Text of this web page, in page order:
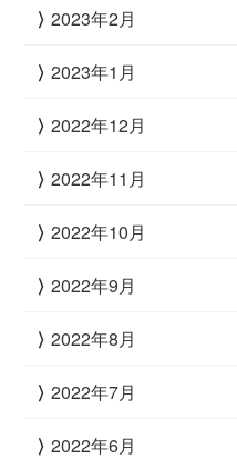
2023年2月
2023年1月
2022年12月
2022年11月
2022年10月
2022年9月
2022年8月
2022年7月
2022年6月